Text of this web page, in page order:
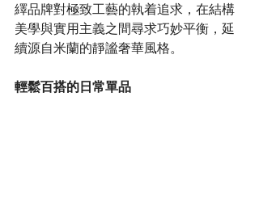
繹品牌對極致工藝的執着追求，在結構
美學與實用主義之間尋求巧妙平衡，延
續源自米蘭的靜謐奢華風格。
輕鬆百搭的日常單品